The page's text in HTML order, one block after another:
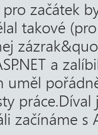
začátek
takové
a
uměl
práce.Díval
začínáme s